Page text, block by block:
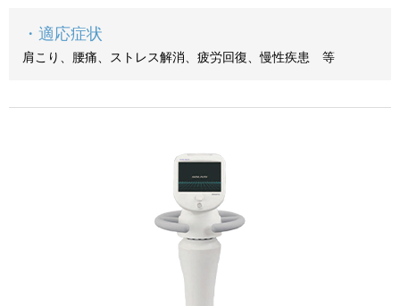
・適応症状
肩こり、腰痛、ストレス解消、疲労回復、慢性疾患 等